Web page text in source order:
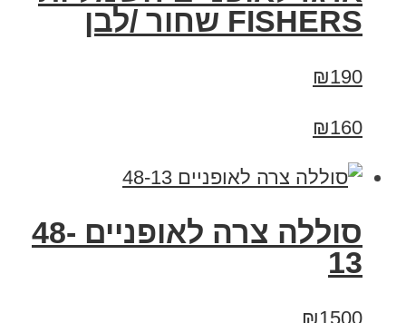
FISHERS שחור /לבן
₪190
₪160
סוללה צרה לאופניים 48-
13
₪1500